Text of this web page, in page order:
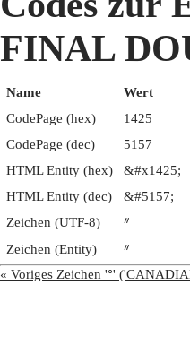
FINAL
Name
Wert
CodePage (hex)
1425
CodePage (dec)
5157
HTML Entity (hex)
&#x1425;
HTML Entity (dec)
&#5157;
Zeichen (UTF-8)
ᐥ
Zeichen (Entity)
ᐥ
« Voriges Zeichen 'ᐤ'